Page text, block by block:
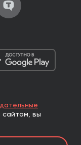
сайтом, вы